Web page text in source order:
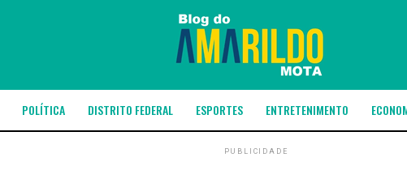
POLÍTICA DISTRITO FEDERAL ESPORTES ENTRETENIMENTO
PUBLICIDADE